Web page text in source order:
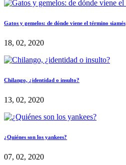
Gatos y gemelos: de dónde viene el término siamés
18, 02, 2020
Chilango, ¿identidad o insulto?
13, 02, 2020
¿Quiénes son los yankees?
07, 02, 2020